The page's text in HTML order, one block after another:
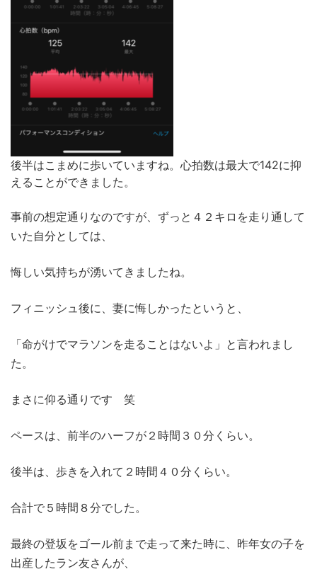
後半はこまめに歩いていますね。心拍数は最大で142に抑
えることができました。
事前の想定通りなのですが、ずっと４２キロを走り通して
いた自分としては、
悔しい気持ちが湧いてきましたね。
フィニッシュ後に、妻に悔しかったというと、
「命がけでマラソンを走ることはないよ」と言われまし
た。
まさに仰る通りです 笑
ペースは、前半のハーフが２時間３０分くらい。
後半は、歩きを入れて２時間４０分くらい。
合計で５時間８分でした。
最終の登坂をゴール前まで走って来た時に、昨年女の子を
出産したラン友さんが、